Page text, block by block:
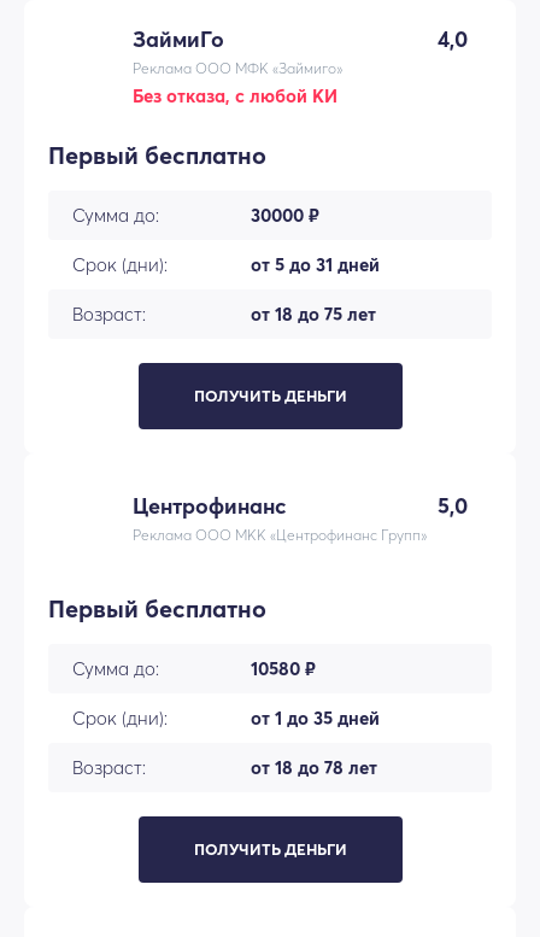
ЗаймиГо 4,0
Реклама ООО МФК «Займиго»
Без отказа, с любой КИ
Первый бесплатно
Сумма до: 30000 ₽
Срок (дни): от 5 до 31 дней
Возраст: от 18 до 75 лет
ПОЛУЧИТЬ ДЕНЬГИ
Центрофинанс 5,0
Реклама ООО МКК «Центрофинанс Групп»
Первый бесплатно
Сумма до: 10580 ₽
Срок (дни): от 1 до 35 дней
Возраст: от 18 до 78 лет
ПОЛУЧИТЬ ДЕНЬГИ